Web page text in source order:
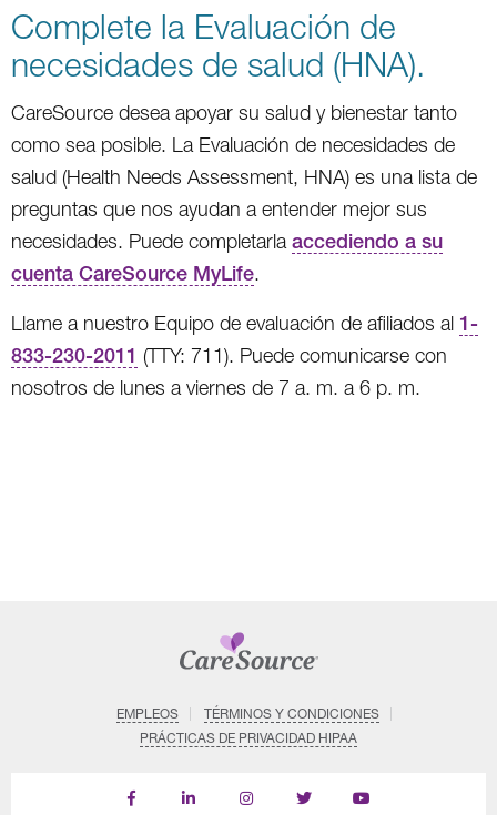
Complete la Evaluación de
necesidades de salud (HNA).
CareSource desea apoyar su salud y bienestar tanto
como sea posible. La Evaluación de necesidades de
salud (Health Needs Assessment, HNA) es una lista de
preguntas que nos ayudan a entender mejor sus
necesidades. Puede completarla accediendo a su
cuenta CareSource MyLife.
Llame a nuestro Equipo de evaluación de afiliados al 1-
833-230-2011 (TTY: 711). Puede comunicarse con
nosotros de lunes a viernes de 7 a. m. a 6 p. m.
EMPLEOS
TÉRMINOS Y CONDICIONES
PRÁCTICAS DE PRIVACIDAD HIPAA
Find
Follow
Follow
Follow
Subscribe